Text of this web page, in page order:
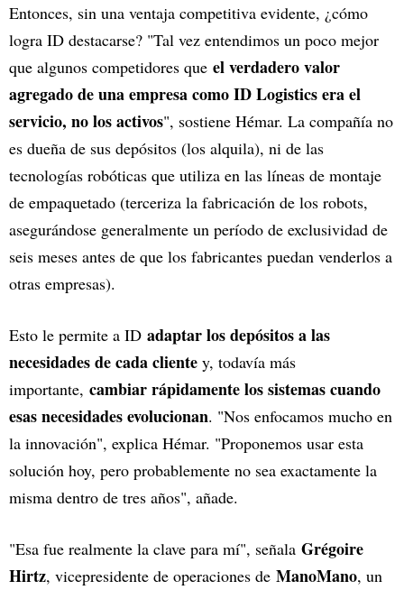
Entonces, sin una ventaja competitiva evidente, ¿cómo
logra ID destacarse? "Tal vez entendimos un poco mejor
que algunos competidores que el verdadero valor
agregado de una empresa como ID Logistics era el
servicio, no los activos", sostiene Hémar. La compañía no
es dueña de sus depósitos (los alquila), ni de las
tecnologías robóticas que utiliza en las líneas de montaje
de empaquetado (terceriza la fabricación de los robots,
asegurándose generalmente un período de exclusividad de
seis meses antes de que los fabricantes puedan venderlos a
otras empresas).
Esto le permite a ID adaptar los depósitos a las
necesidades de cada cliente y, todavía más
importante, cambiar rápidamente los sistemas cuando
esas necesidades evolucionan. "Nos enfocamos mucho en
la innovación", explica Hémar. "Proponemos usar esta
solución hoy, pero probablemente no sea exactamente la
misma dentro de tres años", añade.
"Esa fue realmente la clave para mí", señala Grégoire
Hirtz, vicepresidente de operaciones de ManoMano, un